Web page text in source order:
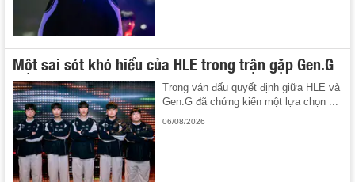
Một sai sót khó hiểu của HLE trong trận gặp Gen.G
Trong ván đấu quyết định giữa HLE và
Gen.G đã chứng kiến một lựa chọn ...
06/08/2026